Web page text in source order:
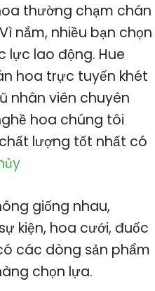
thường chạm chán
nắm, nhiều bạn chọn
lực lao động. Hue
hoa trực tuyến khét
nhân viên chuyên
hoa chúng tôi
lượng tốt nhất có
giống nhau,
kiện, hoa cưới, đuốc
các dòng sản phẩm
chọn lựa.